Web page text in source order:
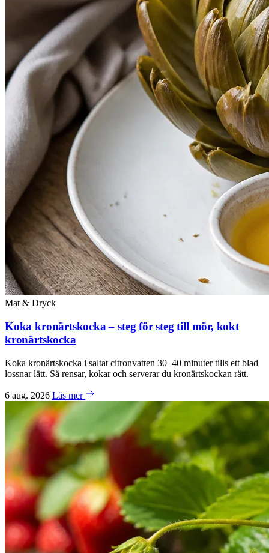
Mat & Dryck
Koka kronärtskocka – steg för steg till mör, kokt
kronärtskocka
Koka kronärtskocka i saltat citronvatten 30–40 minuter tills ett blad
lossnar lätt. Så rensar, kokar och serverar du kronärtskockan rätt.
6 aug. 2026 Läs mer